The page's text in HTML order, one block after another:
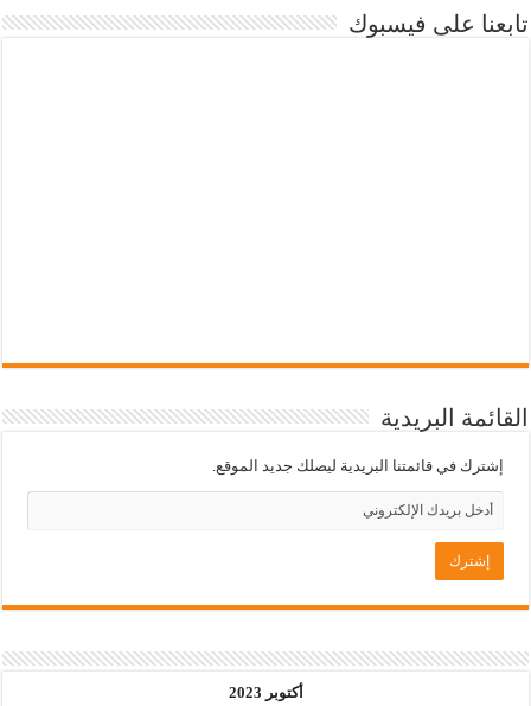
تابعنا على فيسبوك
القائمة البريدية
إشترك في قائمتنا البريدية ليصلك جديد الموقع.
أكتوبر 2023